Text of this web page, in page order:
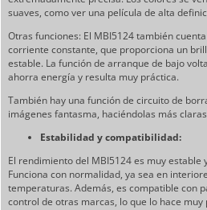
suaves, como ver una película de alta
Otras funciones: El MBI5124 también
corriente constante, que proporciona un
estable. La función de arranque de bajo
ahorra energía y resulta muy práctica.
También hay una función de circuito de
imágenes fantasma, haciéndolas más
Estabilidad y compatibilidad:
El rendimiento del MBI5124 es muy estable
Funciona con normalidad, ya sea en
temperaturas. Además, es compatible con
control de otras marcas, lo que lo hace muy